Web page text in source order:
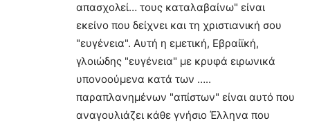
απασχολεί… τους καταλαβαίνω" είναι
εκείνο που δείχνει και τη χριστιανική σου
"ευγένεια". Αυτή η εμετική, Εβραίϊκή,
γλοιώδης "ευγένεια" με κρυφά ειρωνικά
υπονοούμενα κατά των …..
παραπλανημένων "απίστων" είναι αυτό που
αναγουλιάζει κάθε γνήσιο Έλληνα που